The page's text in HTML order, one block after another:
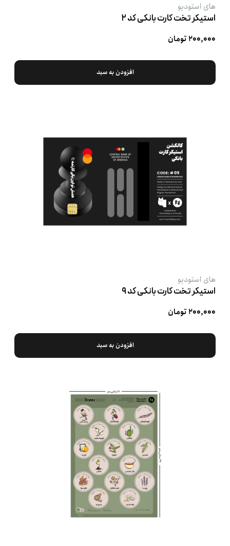
های استودیو
استیکر تخت کارت بانکی کد ۲
۲۰۰,۰۰۰ تومان
افزودن به سبد
های استودیو
استیکر تخت کارت بانکی کد ۹
۲۰۰,۰۰۰ تومان
افزودن به سبد